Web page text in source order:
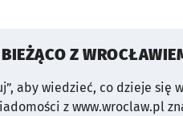
Z
aby wiedzieć, co dzieje się
z www.wroclaw.pl